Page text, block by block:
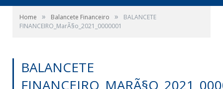
Home » Balancete Financeiro »
BALANCETE
FINANCEIRO_MarÃ§o_2021_0000001
BALANCETE